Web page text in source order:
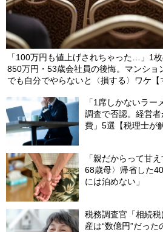
「100万円も値上げされちゃった…」1
850万円・53歳会社員の後悔。マンショ
でも自分でやらないと〈損する〉ワケ【
「1席しかないラ
調査で否認。経営
費」5選【税理士が
「親だからって甘
68歳母〉帰省した
には泊めない」
税務調査官「相続
産は“数億円”だっ